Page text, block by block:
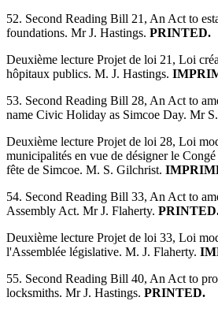
52. Second Reading Bill 21, An Act to
foundations. Mr J. Hastings. PRINTED.
Deuxième lecture Projet de loi 21, Loi
hôpitaux publics. M. J. Hastings.
53. Second Reading Bill 28, An Act to
name Civic Holiday as Simcoe Day. Mr
Deuxième lecture Projet de loi 28, Loi
municipalités en vue de désigner le
fête de Simcoe. M. S. Gilchrist.
54. Second Reading Bill 33, An Act to
Assembly Act. Mr J. Flaherty.
Deuxième lecture Projet de loi 33, Loi
l'Assemblée législative. M. J. Flaherty.
55. Second Reading Bill 40, An Act to
locksmiths. Mr J. Hastings. PRINTED.